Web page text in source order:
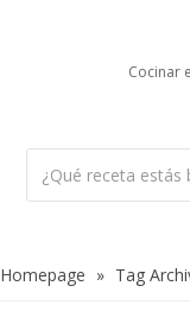
Cocinar
Homepage » Tag